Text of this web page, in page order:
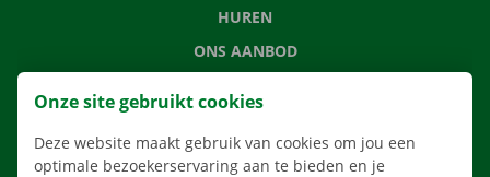
HUREN
ONS AANBOD
APP
Onze site gebruikt cookies
Deze website maakt gebruik van cookies om jou een
optimale bezoekerservaring aan te bieden en je